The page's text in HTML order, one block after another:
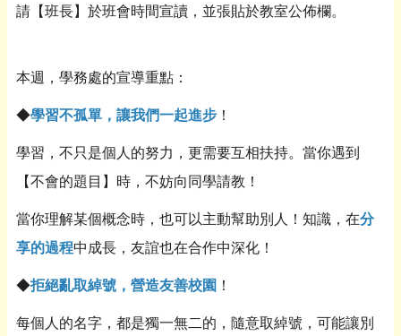
請【班長】於班會時間宣讀，並張貼於教室公佈欄。
本週，學務處的宣導重點：
◆學習不孤單，讓我們一起進步 ！
學習，不只是個人的努力，更需要互相扶持。當你遇到
【不會的題目】時，不妨向同學請教！
當你理解某個概念時，也可以主動幫助別人！知識，在分
享的過程中成長，友誼也在合作中深化！
◆拒絕亂取綽號，營造友善校園 ！
每個人的名字，都是獨一無二的，隨意取綽號，可能讓別